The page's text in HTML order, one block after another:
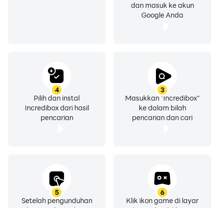
dan masuk ke akun
Google Anda
3
Masukkan "Incredibox"
ke dalam bilah
pencarian dan cari
4
Pilih dan instal
Incredibox dari hasil
pencarian
5
Setelah pengunduhan
6
Klik ikon game di layar